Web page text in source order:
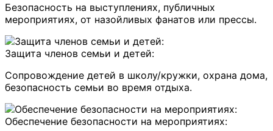
Безопасность на выступлениях, публичных
мероприятиях, от назойливых фанатов или прессы.
Защита членов семьи и детей:
Сопровождение детей в школу/кружки, охрана дома,
безопасность семьи во время отдыха.
Обеспечение безопасности на мероприятиях: